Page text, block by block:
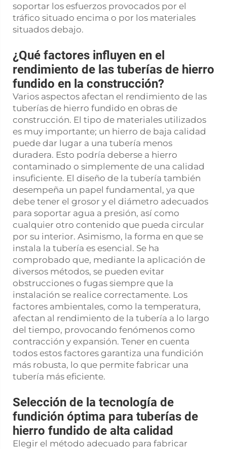
soportar los esfuerzos provocados por el
tráfico situado encima o por los materiales
situados debajo.
¿Qué factores influyen en el
rendimiento de las tuberías de hierro
fundido en la construcción?
Varios aspectos afectan el rendimiento de las
tuberías de hierro fundido en obras de
construcción. El tipo de materiales utilizados
es muy importante; un hierro de baja calidad
puede dar lugar a una tubería menos
duradera. Esto podría deberse a hierro
contaminado o simplemente de una calidad
insuficiente. El diseño de la tubería también
desempeña un papel fundamental, ya que
debe tener el grosor y el diámetro adecuados
para soportar agua a presión, así como
cualquier otro contenido que pueda circular
por su interior. Asimismo, la forma en que se
instala la tubería es esencial. Se ha
comprobado que, mediante la aplicación de
diversos métodos, se pueden evitar
obstrucciones o fugas siempre que la
instalación se realice correctamente. Los
factores ambientales, como la temperatura,
afectan al rendimiento de la tubería a lo largo
del tiempo, provocando fenómenos como
contracción y expansión. Tener en cuenta
todos estos factores garantiza una fundición
más robusta, lo que permite fabricar una
tubería más eficiente.
Selección de la tecnología de
fundición óptima para tuberías de
hierro fundido de alta calidad
Elegir el método adecuado para fabricar